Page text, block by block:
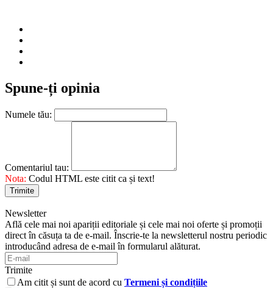
Spune-ți opinia
Numele tău:
Comentariul tau:
Nota: Codul HTML este citit ca și text!
Trimite
Newsletter
Află cele mai noi apariții editoriale și cele mai noi oferte și promoții
direct în căsuța ta de e-mail. Înscrie-te la newsletterul nostru periodic
introducând adresa de e-mail în formularul alăturat.
Trimite
Am citit și sunt de acord cu Termeni și condițiile